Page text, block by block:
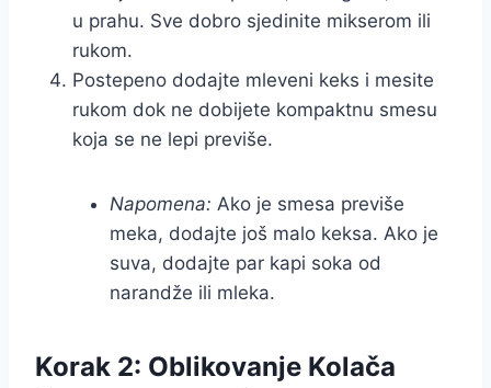
u prahu. Sve dobro sjedinite mikserom ili
rukom.
Postepeno dodajte mleveni keks i mesite
rukom dok ne dobijete kompaktnu smesu
koja se ne lepi previše.
Napomena: Ako je smesa previše
meka, dodajte još malo keksa. Ako je
suva, dodajte par kapi soka od
narandže ili mleka.
Korak 2: Oblikovanje Kolača